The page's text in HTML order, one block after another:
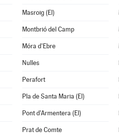
Masroig (El)
Montbrió del Camp
Móra d'Ebre
Nulles
Perafort
Pla de Santa Maria (El)
Pont d'Armentera (El)
Prat de Comte